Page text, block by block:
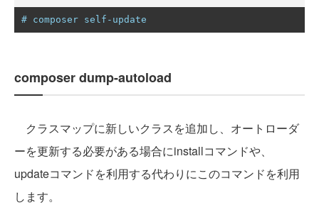
# composer self-update
composer dump-autoload
クラスマップに新しいクラスを追加し、オートローダ
ーを更新する必要がある場合にinstallコマンドや、
updateコマンドを利用する代わりにこのコマンドを利用
します。